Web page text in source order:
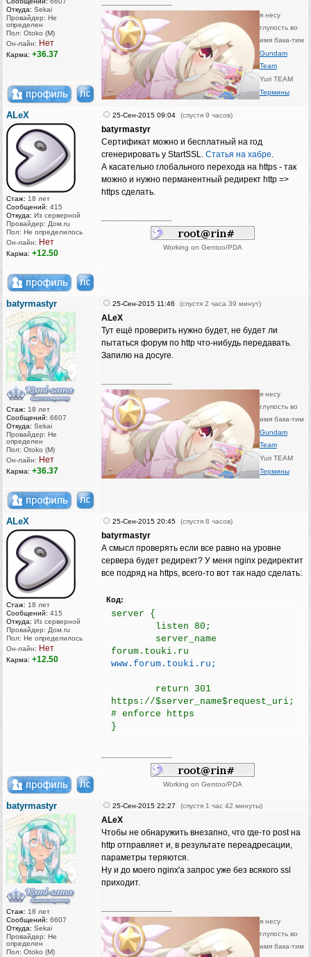
Откуда: Sekai
Провайдер: Не
определен
Пол: Otoko (M)
Он-лайн: Нет
Карма: +36.37
я несу
глупость во
имя бака-тим
Gundam
Team
Yuri TEAM
Термины
ALeX
Стаж: 18 лет
Сообщений: 415
Откуда: Из серверной
Провайдер: Дом.ru
Пол: Не определилось
Он-лайн: Нет
Карма: +12.50
25-Сен-2015 09:04 (спустя 9 часов)
batyrmastyr
Сертификат можно и бесплатный на год
сгенерировать у StartSSL. Статья на хабре.
А касательно глобального перехода на https - так
можно и нужно перманентный редирект http =‍>‍
https сделать.
Working on Gentoo/PDA
batyrmastyr
Стаж: 18 лет
Сообщений: 6607
Откуда: Sekai
Провайдер: Не
определен
Пол: Otoko (M)
Он-лайн: Нет
Карма: +36.37
25-Сен-2015 11:46 (спустя 2 часа 39 минут)
ALeX
Тут ещё проверить нужно будет, не будет ли
пытаться форум по http что-нибудь передавать.
Запилю на досуге.
я несу
глупость во
имя бака-тим
Gundam
Team
Yuri TEAM
Термины
ALeX
Стаж: 18 лет
Сообщений: 415
Откуда: Из серверной
Провайдер: Дом.ru
Пол: Не определилось
Он-лайн: Нет
Карма: +12.50
25-Сен-2015 20:45 (спустя 8 часов)
batyrmastyr
А смысл проверять если все равно на уровне
сервера будет редирект? У меня nginx редиректит
все подряд на https, всего-то вот так надо сделать:
Код:
server {
listen 80;
server_name
forum.touki.ru
www.forum.touki.ru;
return 301
https://$server_name$request_uri;
# enforce https
}
Working on Gentoo/PDA
batyrmastyr
Стаж: 18 лет
Сообщений: 6607
Откуда: Sekai
Провайдер: Не
определен
Пол: Otoko (M)
25-Сен-2015 22:27 (спустя 1 час 42 минуты)
ALeX
Чтобы не обнаружить внезапно, что где-то post на
http отправляет и, в результате переадресации,
параметры теряются.
Ну и до моего nginx'а запрос уже без всякого ssl
приходит.
я несу
глупость во
имя бака-тим